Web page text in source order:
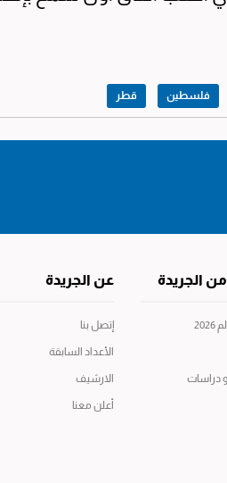
فلسطين قطر
من الجريدة
دراسات
عن الجريدة
إتصل بنا
الأعداد السابقة
الارشيف
أعلن معنا